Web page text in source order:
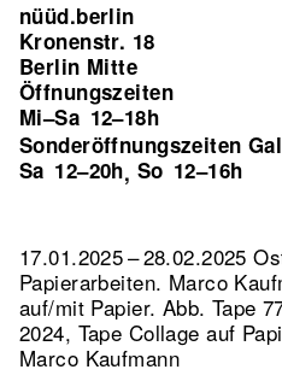
nüüd.berlin
Kronenstr. 18
Berlin Mitte
Öffnungszeiten
Mi–Sa 12–18h
Sonderöffnungszeiten
Sa 12–20h, So 12–16h
17.01.2025 – 28.02.2025
Papierarbeiten. Marco
auf/mit Papier. Abb. Tape
2024, Tape Collage auf
Marco Kaufmann